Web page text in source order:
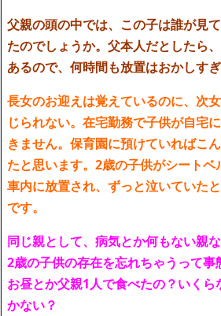
父親の頭の中では、この子は誰が見
たのでしょうか。父本人だとしたら
あるので、何時間も放置はおかしすぎ
長女のお迎えは覚えているのに、次
じられない。在宅勤務で子供が自宅
きません。保育園に預けていればこ
たと思います。2歳の子供がシートベ
車内に放置され、ずっと泣いていた
です。
同じ親として、病気とか何もない親
2歳の子供の存在を忘れちゃうって事
お昼とか父親1人で食べたの？いく
かない？